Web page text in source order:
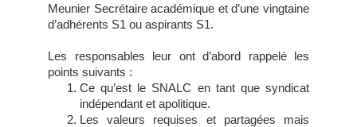
Meunier Secrétaire académique et d’une vingtaine
d’adhérents S1 ou aspirants S1.
Les responsables leur ont d’abord rappelé les
points suivants :
Ce qu’est le SNALC en tant que syndicat
indépendant et apolitique.
Les valeurs requises et partagées mais